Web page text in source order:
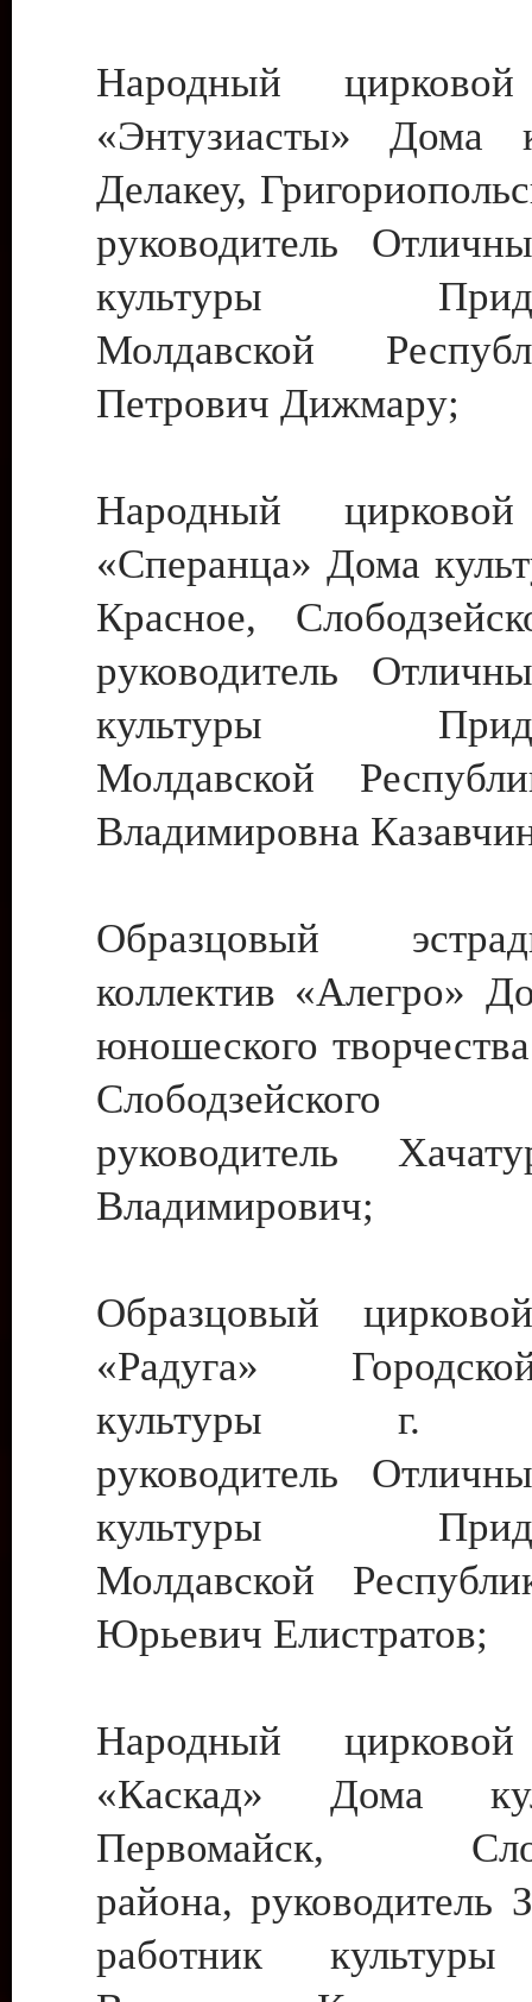
Народный цирковой
«Энтузиасты» Дома
Делакеу,
руководитель
культуры
Молдавской
Петрович Дижмару;
Народный цирковой
«Сперанца» Дома
Красное,
руководитель
культуры
Молдавской
Владимировна
Образцовый
коллектив «Алегро»
юношеского
руководитель
Владимирович;
Образцовый
«Радуга»
культуры г.
руководитель
культуры
Молдавской
Юрьевич Елистратов;
Народный цирковой
«Каскад» Дома
Первомайск,
района, руководитель
работник культуры